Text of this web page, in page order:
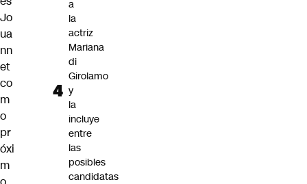
Jo
ua
nn
et
co
m
o
pr
óxi
m
a
la
actriz
Mariana
di
Girolamo
y
la
incluye
entre
las
posibles
candidatas